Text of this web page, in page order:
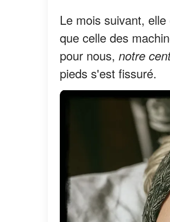
Le mois suivant,
que celle des
pour nous, notre
pieds s'est fissuré.